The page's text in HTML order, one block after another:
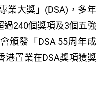
業大獎」(DSA)，多年
過240個獎項及3個五強
頒發「DSA 55周年成
港置業在DSA獎項獲獎